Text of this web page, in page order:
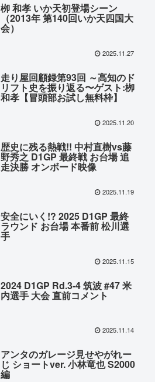
栁 和孝 いか天初登場シーン
（2013年 第140回いか天四国大
会）
2025.11.27
走り屋回顧録第93回 ～高知のド
リフト史を振り返る〜ゲスト:栁
和孝【冒頭部お試し無料枠】
2025.11.20
歴史に残る熱戦!! 中村直樹vs藤
野秀之 D1GP 最終戦 お台場 追
走決勝 オンボード映像
2025.11.19
安全にいく!? 2025 D1GP 最終
ラウンド お台場 本番前 松川選
手
2025.11.15
2024 D1GP Rd.3-4 筑波 #47 米
内選手 大会 直前コメント
2025.11.14
アンタのガレージ見せやがれー
じ ショートver. 小林竜也 S2000
編